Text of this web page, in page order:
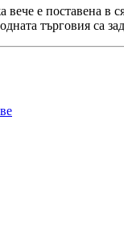
вече е поставена
търговия са